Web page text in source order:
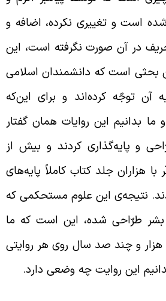
است و تغییری نکرده، اضافه و
در آن صورت نگرفته است، این
است که دانشمندان اسلامی
توجّه کرده‌اند و برای این‌که
بدانیم این روایات همان گفتار
و پایه‌گذاری کردند و بیش از
هزاران جلد کتاب کاملاً پایه‌های
نتیجه‌ی این علوم مستحکمی که
طرّاحی شده، این است که ما
و چند صد سال روی هر روایتی
این روایت چه وضعی دارد.